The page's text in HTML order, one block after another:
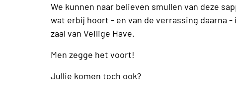
We kunnen naar believen smullen van deze
wat erbij hoort - en van de verrassing daarna -
zaal van Veilige Have.
Men zegge het voort!
Jullie komen toch ook?